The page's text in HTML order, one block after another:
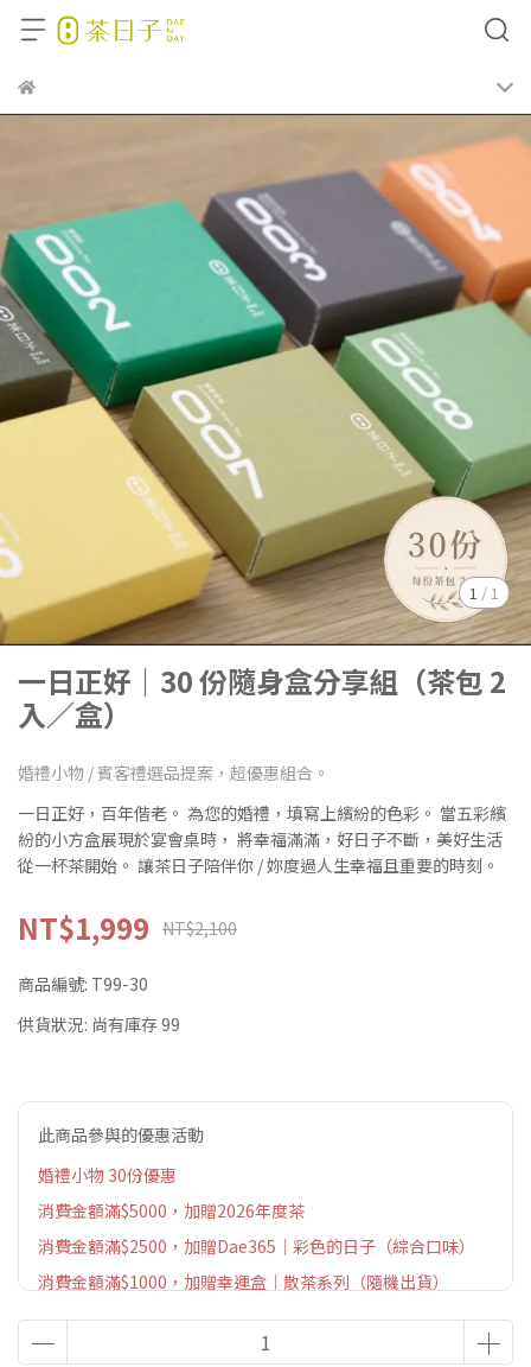
1 / 1
一日正好｜30 份隨身盒分享組（茶包 2
入／盒）
婚禮小物 / 賓客禮選品提案，超優惠組合。
一日正好，百年偕老。 為您的婚禮，填寫上繽紛的色彩。 當五彩繽
紛的小方盒展現於宴會桌時， 將幸福滿滿，好日子不斷，美好生活
從一杯茶開始。 讓茶日子陪伴你 / 妳度過人生幸福且重要的時刻。
NT$1,999 NT$2,100
商品編號: T99-30
供貨狀況: 尚有庫存 99
此商品參與的優惠活動
婚禮小物 30份優惠
消費金額滿$5000，加贈2026年度茶
消費金額滿$2500，加贈Dae365｜彩色的日子（綜合口味）
消費金額滿$1000，加贈幸運盒｜散茶系列（隨機出貨）